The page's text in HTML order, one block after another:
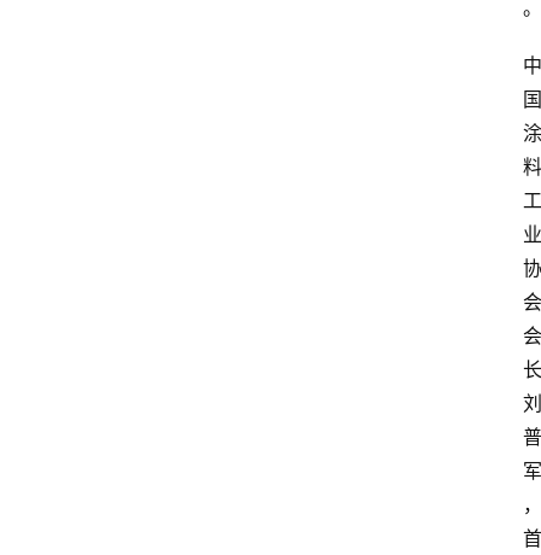
。
中
国
涂
料
工
业
协
会
会
长
刘
普
军
，
首